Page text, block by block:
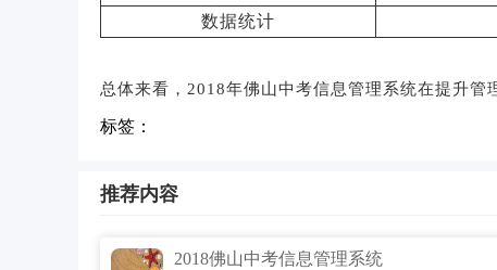
数据统计
总体来看，2018年佛山中考信息管理系统在提升管
标签：
推荐内容
2018佛山中考信息管理系统